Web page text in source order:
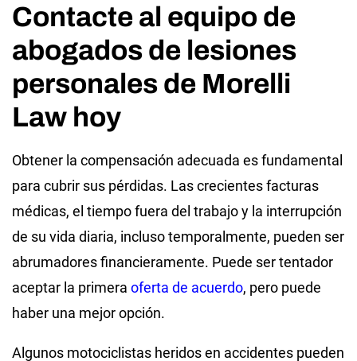
Contacte al equipo de
abogados de lesiones
personales de Morelli
Law hoy
Obtener la compensación adecuada es fundamental
para cubrir sus pérdidas. Las crecientes facturas
médicas, el tiempo fuera del trabajo y la interrupción
de su vida diaria, incluso temporalmente, pueden ser
abrumadores financieramente. Puede ser tentador
aceptar la primera oferta de acuerdo, pero puede
haber una mejor opción.
Algunos motociclistas heridos en accidentes pueden